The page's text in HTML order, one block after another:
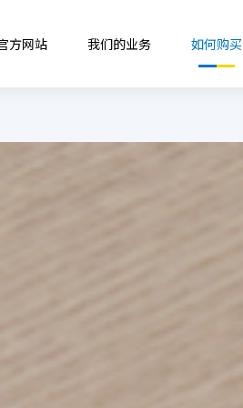
方网站 我们的业务 如何购买